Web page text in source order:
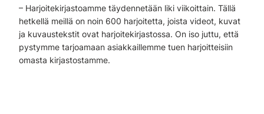
– Harjoitekirjastoamme täydennetään liki viikoittain. Tällä
hetkellä meillä on noin 600 harjoitetta, joista videot, kuvat
ja kuvaustekstit ovat harjoitekirjastossa. On iso juttu, että
pystymme tarjoamaan asiakkaillemme tuen harjoitteisiin
omasta kirjastostamme.